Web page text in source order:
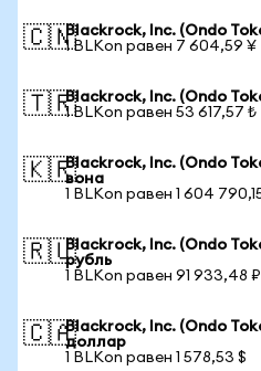
🇨🇳Blackrock, Inc. (Ondo
1 BLKon равен 7 604,59 ¥
🇹🇷Blackrock, Inc. (Ondo
1 BLKon равен 53 617,57 ₺
🇰🇷Blackrock, Inc. (Ondo
вона
1 BLKon равен 1 604
🇷🇺Blackrock, Inc. (Ondo
рубль
1 BLKon равен 91 933,48 ₽
🇨🇦Blackrock, Inc. (Ondo
доллар
1 BLKon равен 1 578,53 $